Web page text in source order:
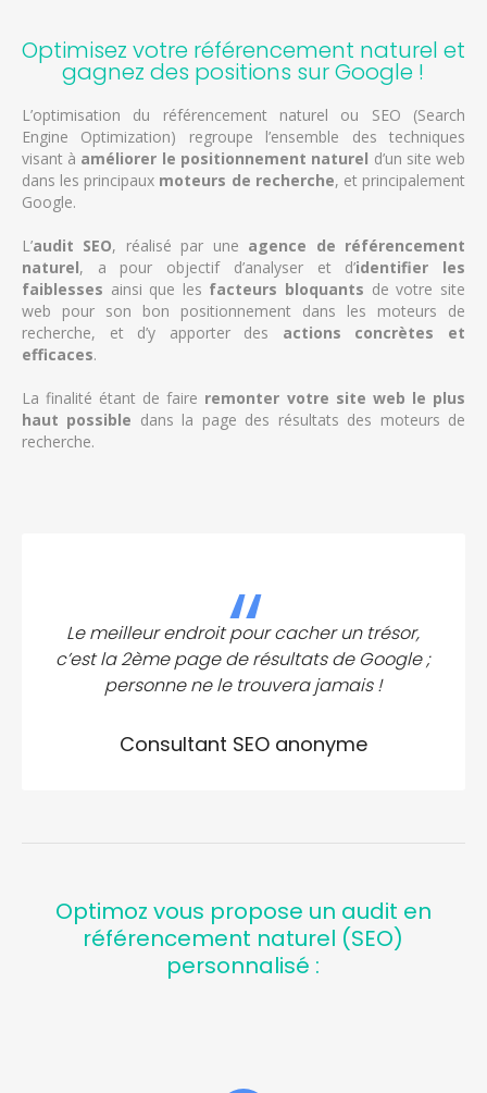
Optimisez votre référencement naturel et
gagnez des positions sur Google !
L’optimisation du référencement naturel ou SEO (Search
Engine Optimization) regroupe l’ensemble des techniques
visant à améliorer le positionnement naturel d’un site web
dans les principaux moteurs de recherche, et principalement
Google.
L’audit SEO, réalisé par une agence de référencement
naturel, a pour objectif d’analyser et d’identifier les
faiblesses ainsi que les facteurs bloquants de votre site
web pour son bon positionnement dans les moteurs de
recherche, et d’y apporter des actions concrètes et
efficaces.
La finalité étant de faire remonter votre site web le plus
haut possible dans la page des résultats des moteurs de
recherche.
Le meilleur endroit pour cacher un trésor,
c’est la 2ème page de résultats de Google ;
personne ne le trouvera jamais !
Consultant SEO anonyme
Optimoz vous propose un audit en
référencement naturel (SEO)
personnalisé :